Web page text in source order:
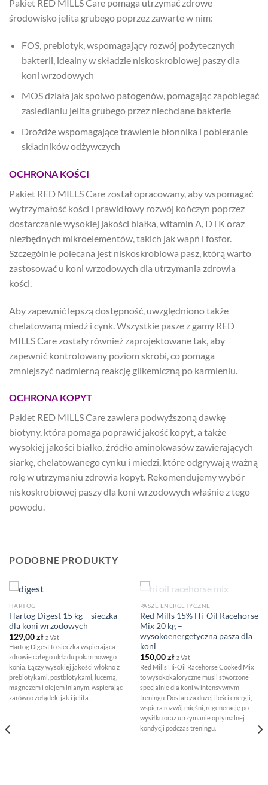
Pakiet RED MILLS Care pomaga utrzymać zdrowe
środowisko jelita grubego poprzez zawarte w nim:
FOS, prebiotyk, wspomagający rozwój pożytecznych
bakterii, idealny w składzie niskoskrobiowej paszy dla
koni wrzodowych
MOS działa jak spoiwo patogenów, pomagając zapobiegać
zasiedlaniu jelita grubego przez niechciane bakterie
Drożdże wspomagające trawienie błonnika i pobieranie
składników odżywczych
OCHRONA KOŚCI
Pakiet RED MILLS Care został opracowany, aby wspomagać
wytrzymałość kości i prawidłowy rozwój kończyn poprzez
dostarczanie wysokiej jakości białka, witamin A, D i K oraz
niezbędnych mikroelementów, takich jak wapń i fosfor.
Szczególnie polecana jest niskoskrobiowa pasz, którą warto
zastosować u koni wrzodowych dla utrzymania zdrowia
kości.
Aby zapewnić lepszą dostępność, uwzględniono także
chelatowaną miedź i cynk. Wszystkie pasze z gamy RED
MILLS Care zostały również zaprojektowane tak, aby
zapewnić kontrolowany poziom skrobi, co pomaga
zmniejszyć nadmierną reakcję glikemiczną po karmieniu.
OCHRONA KOPYT
Pakiet RED MILLS Care zawiera podwyższoną dawkę
biotyny, która pomaga poprawić jakość kopyt, a także
wysokiej jakości białko, źródło aminokwasów zawierających
siarkę, chelatowanego cynku i miedzi, które odgrywają ważną
rolę w utrzymaniu zdrowia kopyt. Rekomendujemy wybór
niskoskrobiowej paszy dla koni wrzodowych właśnie z tego
powodu.
PODOBNE PRODUKTY
HARTOG
Hartog Digest 15 kg – sieczka
dla koni wrzodowych
129,00zł z Vat
Hartog Digest to sieczka wspierająca
zdrowie całego układu pokarmowego
konia. Łączy wysokiej jakości włókno z
prebiotykami, postbiotykami, lucerną,
magnezem i olejem lnianym, wspierając
zarówno żołądek, jak i jelita.
BRAK W MAGAZYNIE
PASZE ENERGETYCZNE
Red Mills 15% Hi-Oil Racehorse
Mix 20 kg –
wysokoenergetyczna pasza dla
koni
150,00zł z Vat
Red Mills Hi-Oil Racehorse Cooked Mix
to wysokokaloryczne musli stworzone
specjalnie dla koni w intensywnym
treningu. Dostarcza dużej ilości energii,
wspiera rozwój mięśni, regenerację po
wysiłku oraz utrzymanie optymalnej
kondycji podczas treningu.